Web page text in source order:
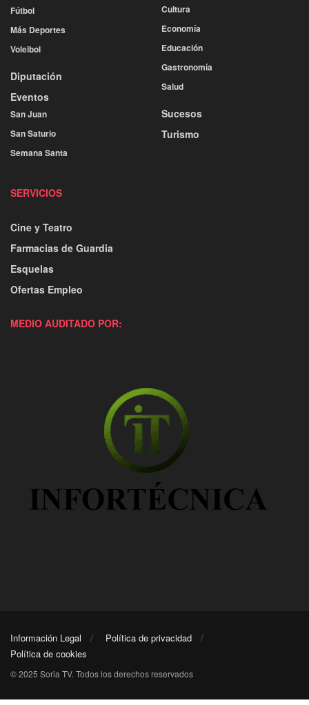
Fútbol
Más Deportes
Voleibol
Diputación
Eventos
San Juan
San Saturio
Semana Santa
Cultura
Economía
Educación
Gastronomía
Salud
Sucesos
Turismo
SERVICIOS
Cine y Teatro
Farmacias de Guardia
Esquelas
Ofertas Empleo
MEDIO AUDITADO POR:
Información Legal
Política de privacidad
Política de cookies
© 2025 Soria TV. Todos los derechos reservados